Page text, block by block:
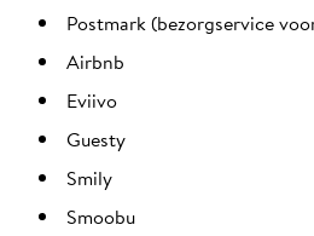
Postmark (bezorgservice
Airbnb
Eviivo
Guesty
Smily
Smoobu